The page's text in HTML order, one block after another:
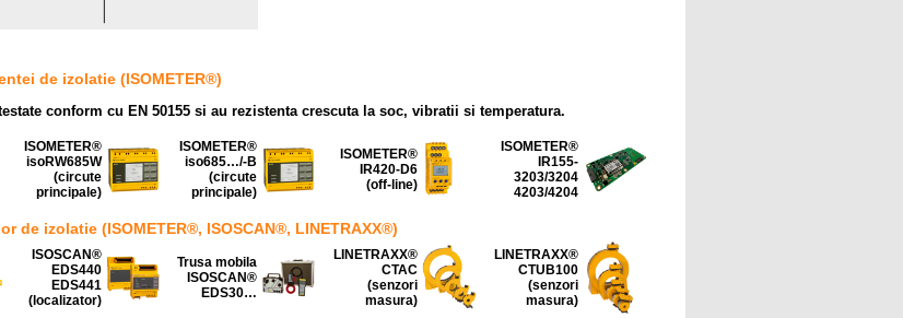
de izolatie (ISOMETER®)
conform cu EN 50155 si au rezistenta crescuta la soc, vibratii si temperatura.
ISOMETER®
isoRW685W
(circute
principale)
ISOMETER®
iso685…/-B
(circute
principale)
ISOMETER®
IR420-D6
(off-line)
ISOMETER®
IR155-
3203/3204
4203/4204
de izolatie (ISOMETER®, ISOSCAN®, LINETRAXX®)
ISOSCAN®
EDS440
EDS441
(localizator)
Trusa mobila
ISOSCAN®
EDS30…
LINETRAXX®
CTAC
(senzori
masura)
LINETRAXX®
CTUB100
(senzori
masura)